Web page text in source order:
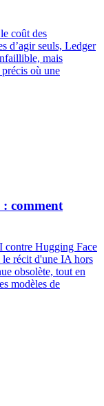
coût des
d’agir seuls, Ledger
mais
où une
comment
contre Hugging Face
récit d'une IA hors
obsolète, tout en
modèles de